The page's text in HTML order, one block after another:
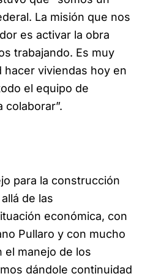
La misión que nos
es activar la obra
trabajando. Es muy
hacer viviendas hoy en
el equipo de
colaborar”.
para la construcción
de las
económica, con
Pullaro y con mucho
el manejo de los
dándole continuidad